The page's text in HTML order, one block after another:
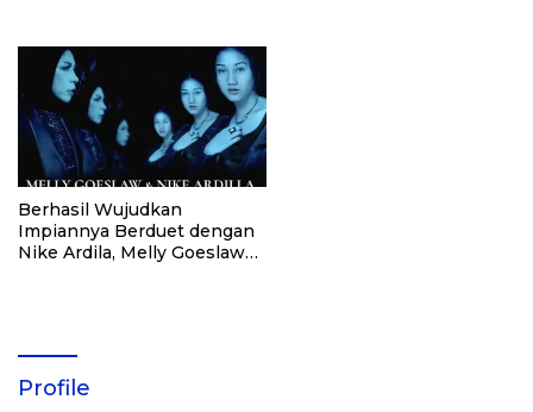
Berhasil Wujudkan
Impiannya Berduet dengan
Nike Ardila, Melly Goeslaw
Profile